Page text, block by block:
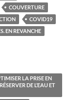
COUVERTURE
COVID19
EN REVANCHE
LA PRISE EN
DE L’EAU ET